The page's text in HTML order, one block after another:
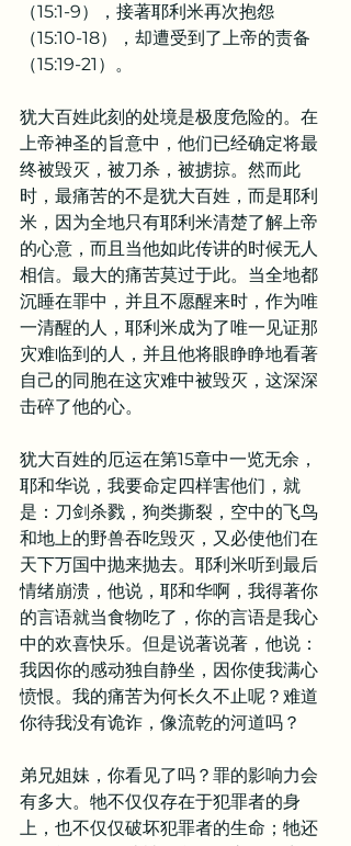
（15:1-9），接著耶利米再次抱怨
（15:10-18），却遭受到了上帝的责备
（15:19-21）。
犹大百姓此刻的处境是极度危险的。在
上帝神圣的旨意中，他们已经确定将最
终被毁灭，被刀杀，被掳掠。然而此
时，最痛苦的不是犹大百姓，而是耶利
米，因为全地只有耶利米清楚了解上帝
的心意，而且当他如此传讲的时候无人
相信。最大的痛苦莫过于此。当全地都
沉睡在罪中，并且不愿醒来时，作为唯
一清醒的人，耶利米成为了唯一见证那
灾难临到的人，并且他将眼睁睁地看著
自己的同胞在这灾难中被毁灭，这深深
击碎了他的心。
犹大百姓的厄运在第15章中一览无余，
耶和华说，我要命定四样害他们，就
是：刀剑杀戮，狗类撕裂，空中的飞鸟
和地上的野兽吞吃毁灭，又必使他们在
天下万国中抛来抛去。耶利米听到最后
情绪崩溃，他说，耶和华啊，我得著你
的言语就当食物吃了，你的言语是我心
中的欢喜快乐。但是说著说著，他说：
我因你的感动独自静坐，因你使我满心
愤恨。我的痛苦为何长久不止呢？难道
你待我没有诡诈，像流乾的河道吗？
弟兄姐妹，你看见了吗？罪的影响力会
有多大。牠不仅仅存在于犯罪者的身
上，也不仅仅破坏犯罪者的生命；牠还